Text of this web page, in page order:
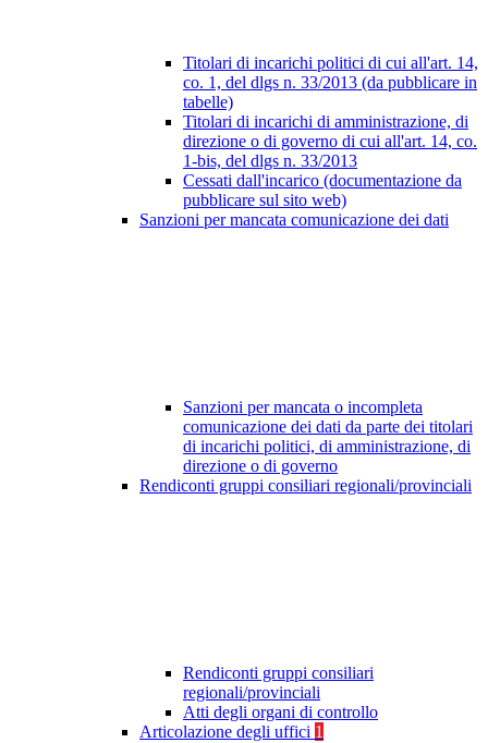
Titolari di incarichi politici di cui all'art. 14,
co. 1, del dlgs n. 33/2013 (da pubblicare in
tabelle)
Titolari di incarichi di amministrazione, di
direzione o di governo di cui all'art. 14, co.
1-bis, del dlgs n. 33/2013
Cessati dall'incarico (documentazione da
pubblicare sul sito web)
Sanzioni per mancata comunicazione dei dati
Sanzioni per mancata o incompleta
comunicazione dei dati da parte dei titolari
di incarichi politici, di amministrazione, di
direzione o di governo
Rendiconti gruppi consiliari regionali/provinciali
Rendiconti gruppi consiliari
regionali/provinciali
Atti degli organi di controllo
Articolazione degli uffici 1